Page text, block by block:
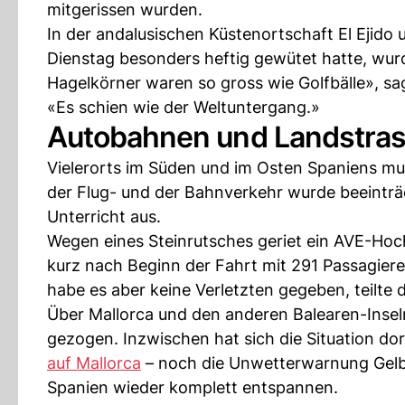
mitgerissen wurden.
In der andalusischen Küstenortschaft El
Dienstag besonders heftig gewütet hatte,
Hagelkörner waren so gross wie Golfbälle»,
«Es schien wie der Weltuntergang.»
Autobahnen und
Vielerorts im Süden und im Osten Spaniens
der Flug- und der Bahnverkehr wurde
Unterricht aus.
Wegen eines Steinrutsches geriet ein AVE-
kurz nach Beginn der Fahrt mit 291
habe es aber keine Verletzten gegeben, teilte
Über Mallorca und den anderen Balearen-
gezogen. Inzwischen hat sich die Situation
auf Mallorca – noch die Unwetterwarnung
Spanien wieder komplett entspannen.